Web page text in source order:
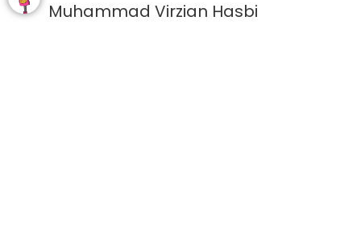
Muhammad Virzian Hasbi